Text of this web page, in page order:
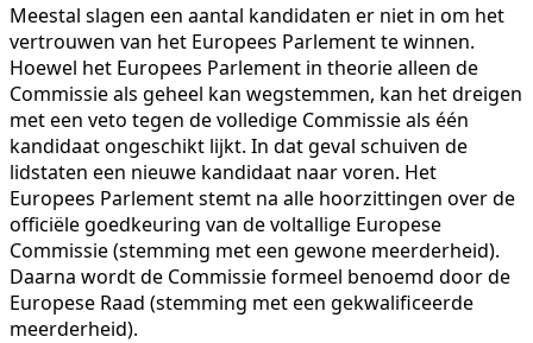
Meestal slagen een aantal kandidaten er niet in om het
vertrouwen van het Europees Parlement te winnen.
Hoewel het Europees Parlement in theorie alleen de
Commissie als geheel kan wegstemmen, kan het dreigen
met een veto tegen de volledige Commissie als één
kandidaat ongeschikt lijkt. In dat geval schuiven de
lidstaten een nieuwe kandidaat naar voren. Het
Europees Parlement stemt na alle hoorzittingen over de
officiële goedkeuring van de voltallige Europese
Commissie (stemming met een gewone meerderheid).
Daarna wordt de Commissie formeel benoemd door de
Europese Raad (stemming met een gekwalificeerde
meerderheid).